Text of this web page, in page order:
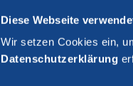
Diese Webseite
Wir setzen Cookies ein,
Datenschutzerklärung